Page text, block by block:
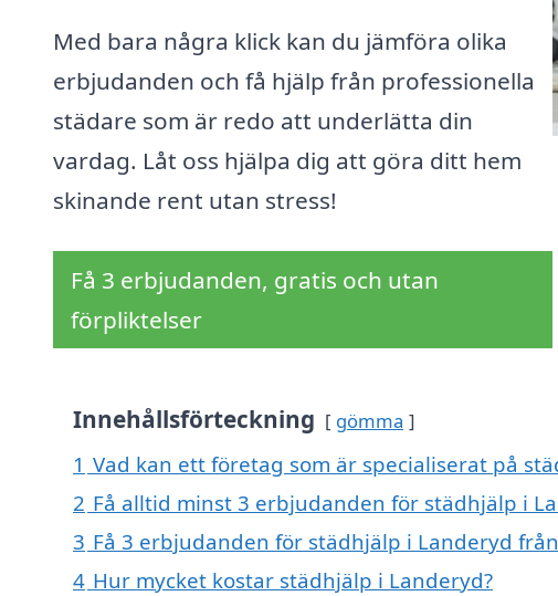
Med bara några klick kan du jämföra olika
erbjudanden och få hjälp från professionella
städare som är redo att underlätta din
vardag. Låt oss hjälpa dig att göra ditt hem
skinande rent utan stress!
Få 3 erbjudanden, gratis och utan
förpliktelser
Innehållsförteckning gömma
1 Vad kan ett företag som är specialiserat på
2 Få alltid minst 3 erbjudanden för städhjälp i
3 Få 3 erbjudanden för städhjälp i Landeryd
4 Hur mycket kostar städhjälp i Landeryd?